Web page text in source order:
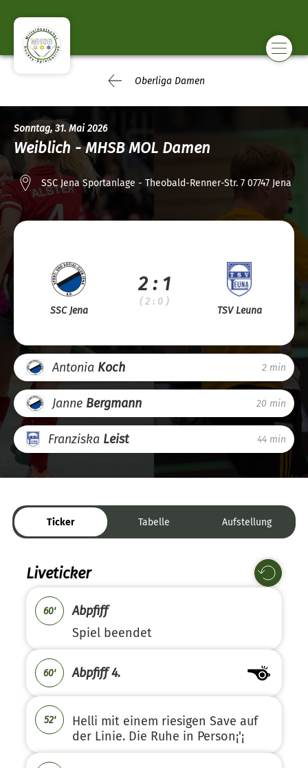
Oberliga Damen
Sonntag, 31. Mai 2026
Weiblich - MHSB MOL Damen
SSC Jena Sportanlage - Theobald-Renner-Str. 7 07747 Jena
SSC Jena
2 : 1
( 2 : 0 )
TSV Leuna
Antonia Koch 2 min
Janne Bergmann 20 min
Franziska Leist 44 min
Ticker Tabelle Aufstellung
Liveticker
60'
Abpfiff
Spiel beendet
60' Abpfiff 4.
52'
Helli mit einem riesigen Save auf
der Linie. Die Ruhe in Person¡'¡